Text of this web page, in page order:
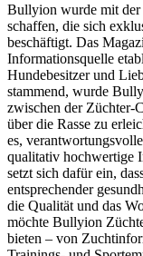
Bullyion wurde mit der
schaffen, die sich
beschäftigt. Das
Informationsquelle
Hundebesitzer und
stammend, wurde
zwischen der Züchter-
über die Rasse zu
es,
qualitativ hochwertige
setzt sich dafür ein,
entsprechender
die Qualität und das
möchte Bullyion
bieten – von